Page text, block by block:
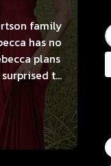
family
has no
plans
to
Si
over her